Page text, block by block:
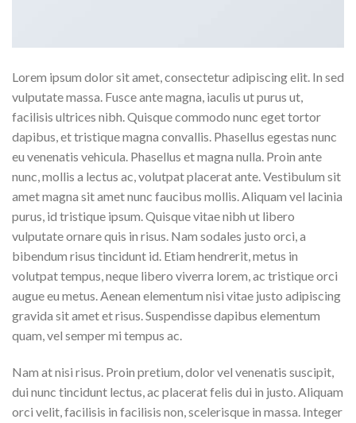
Lorem ipsum dolor sit amet, consectetur adipiscing elit. In sed
vulputate massa. Fusce ante magna, iaculis ut purus ut,
facilisis ultrices nibh. Quisque commodo nunc eget tortor
dapibus, et tristique magna convallis. Phasellus egestas nunc
eu venenatis vehicula. Phasellus et magna nulla. Proin ante
nunc, mollis a lectus ac, volutpat placerat ante. Vestibulum sit
amet magna sit amet nunc faucibus mollis. Aliquam vel lacinia
purus, id tristique ipsum. Quisque vitae nibh ut libero
vulputate ornare quis in risus. Nam sodales justo orci, a
bibendum risus tincidunt id. Etiam hendrerit, metus in
volutpat tempus, neque libero viverra lorem, ac tristique orci
augue eu metus. Aenean elementum nisi vitae justo adipiscing
gravida sit amet et risus. Suspendisse dapibus elementum
quam, vel semper mi tempus ac.
Nam at nisi risus. Proin pretium, dolor vel venenatis suscipit,
dui nunc tincidunt lectus, ac placerat felis dui in justo. Aliquam
orci velit, facilisis in facilisis non, scelerisque in massa. Integer